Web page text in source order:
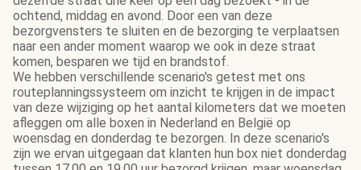
ochtend, middag en avond. Door een van deze
bezorgvensters te sluiten en de bezorging te verplaatsen
naar een ander moment waarop we ook in deze straat
komen, besparen we tijd en brandstof.
We hebben verschillende scenario's getest met ons
routeplanningssysteem om inzicht te krijgen in de impact
van deze wijziging op het aantal kilometers dat we moeten
afleggen om alle boxen in Nederland en België op
woensdag en donderdag te bezorgen. In deze scenario's
zijn we ervan uitgegaan dat klanten hun box niet donderdag